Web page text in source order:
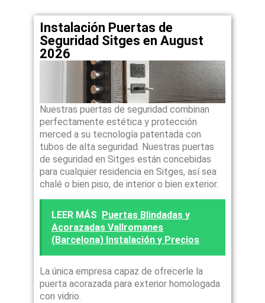
Instalación Puertas de
Seguridad Sitges en August
2026
Nuestras puertas de seguridad combinan
perfectamente estética y protección
merced a su tecnología patentada con
tubos de alta seguridad. Nuestras puertas
de seguridad en Sitges están concebidas
para cualquier residencia en Sitges, así sea
chalé o bien piso, de interior o bien exterior.
LEER MÁS
Puertas Blindadas y
Acorazadas Vallromanes
(Barcelona) Instalación y Precios
La única empresa capaz de ofrecerle la
puerta acorazada para exterior homologada
con vidrio.